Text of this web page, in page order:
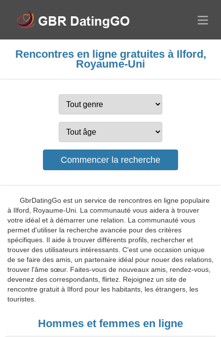
Rencontres en ligne gratuites à Ilford,
Royaume-Uni
GbrDatingGo est un service de rencontres en ligne populaire
à Ilford, Royaume-Uni. La communauté vous aidera à trouver
votre idéal et à démarrer une relation. La communauté vous
permet d'utiliser la recherche avancée pour des critères
spécifiques. Il aide à trouver différents profils, rechercher et
trouver des utilisateurs intéressants. C'est une occasion unique
de se faire des amis, un partenaire idéal pour nouer des relations,
trouver l'âme sœur. Faites-vous de nouveaux amis, rendez-vous,
devenez des correspondants, flirtez. Rejoignez un site de
rencontre gratuit à Ilford pour les habitants, les étrangers, les
touristes.
Hommes et femmes en ligne